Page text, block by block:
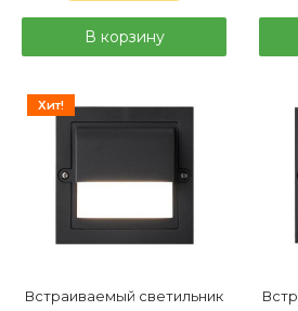
В корзину
Хит!
Встраиваемый светильник